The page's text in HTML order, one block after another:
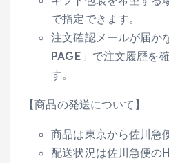
で指定できます。
注文確認メールが届か
PAGE」で注文履歴を
す。
【商品の発送について】
商品は東京から佐川急
配送状況は佐川急便の